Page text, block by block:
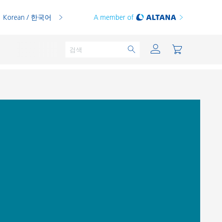
Korean / 한국어 A member of